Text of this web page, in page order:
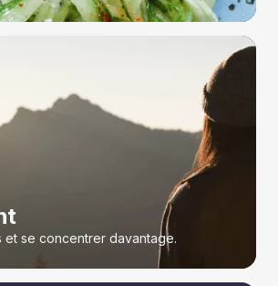
et se concentrer davantage.